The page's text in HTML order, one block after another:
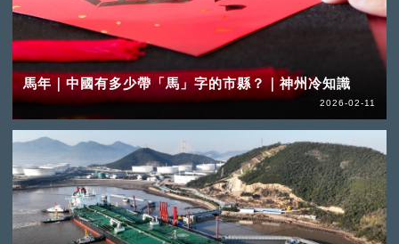
馬年｜中國有多少帶「馬」字的市縣？｜神州冷知識
2026-02-11